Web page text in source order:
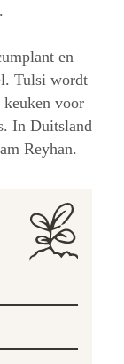
en
Tulsi wordt
voor
In Duitsland
Reyhan.